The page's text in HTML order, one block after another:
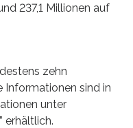
237,1 Millionen auf
zehn
Informationen sind in
unter
” erhältlich.